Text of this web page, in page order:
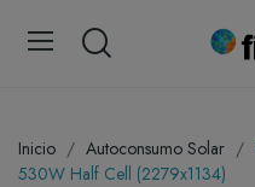
Inicio Autoconsumo Solar
530W Half Cell (2279x1134)